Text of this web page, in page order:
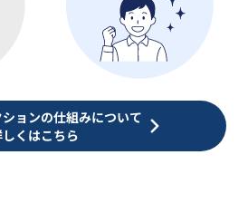
ョンの仕組みについて
くはこちら